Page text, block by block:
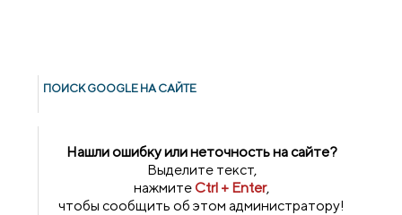
ПОИСК GOОGLE НА САЙТЕ
Нашли ошибку или неточность на сайте?
Выделите текст,
нажмитеCtrl + Enter,
чтобы сообщить об этом администратору!